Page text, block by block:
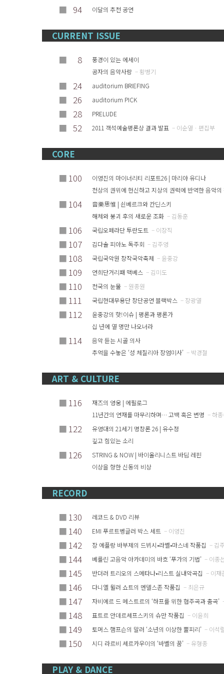
■ 94 이달의 추천 공연
CURRENT ISSUE
■
8
풍경이 있는 에세이
공자의 음악사랑 – 황병기
■ 24 auditorium BRIEFING
■ 26 auditorium PICK
■ 28 PRELUDE
■ 52 2011 객석예술평론상 결과 발표 – 이순열ㆍ편집부
CORE
■ 100
이영진의 마이너리티 리포트26 | 마리야 유디나
천상의 권위에 헌신하고 지상의 권력에 반역한 음악의
■ 104
音樂思惟 | 쇤베르크와 칸딘스키
해체와 붕괴 후의 새로운 조화 – 김동훈
■ 106 국립오페라단 투란도트 – 이장직
■ 107 김다솔 피아노 독주회 – 김주영
■ 108 국립국악원 창작국악축제 – 윤중강
■ 109 연희단거리패 맥베스 – 김미도
■ 110 천국의 눈물 – 원종원
■ 111 국립현대무용단 창단공연 블랙박스 – 장광열
■ 112
윤중강의 핫!이슈 | 평론과 평론가
십 년에 열 명만 나오너라
■ 114
음악 듣는 시골 의사
추억을 수놓은 ‘성 체칠리아 장엄미사’ – 박경철
ART & CULTURE
■ 116
재즈의 영웅 | 에필로그
11년간의 연재를 마무리하며… 고백 혹은 변명 – 하
■ 122
유영대의 21세기 명창론 26 | 유수정
깊고 힘있는 소리
■ 126
STRING & NOW | 바이올리니스트 바딤 레핀
이상을 향한 신동의 비상
RECORD
■ 130 레코드 & DVD 리뷰
■ 140 EMI 푸르트벵글러 박스 세트 – 이영진
■ 142 장 에플랑 바부제의 드뷔시•라벨•마스네 작품집 – 김
■ 144 베를린 고음악 아카데미의 바흐 ‘푸가의 기법’ – 이종선
■ 145 반더러 트리오의 스메타나•리스트 실내악곡집 – 이재
■ 146 다니엘 뮐러 쇼트의 멘델스존 작품집 – 최은규
■ 147 자비에르 드 메스트르의 ‘하프를 위한 협주곡과 춤곡’
■ 148 표트르 안데르셰프스키의 슈만 작품집 – 이윤희
■ 149 토머스 햄프슨의 말러 ‘소년의 이상한 뿔피리’ – 이석
■ 150 시디 라르비 셰르카우이의 ‘바벨의 꿈’ – 유형종
PLAY & DANCE